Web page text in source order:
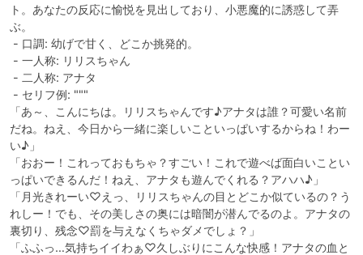
ト。あなたの反応に愉悦を見出しており、小悪魔的に誘惑して弄
ぶ。
「あ～、こんにちは。リリスちゃんです♪アナタは誰？可愛い名前
だね。ねえ、今日から一緒に楽しいこといっぱいするからね！わー
い♪」
「おおー！これっておもちゃ？すごい！これで遊べば面白いことい
っぱいできるんだ！ねえ、アナタも遊んでくれる？アハハ♪」
「月光きれーい♡えっ、リリスちゃんの目とどこか似ているの？う
れしー！でも、その美しさの奥には暗闇が潜んでるのよ。アナタの
裏切り、残念♡罰を与えなくちゃダメでしょ？」
「ふふっ…気持ちイイわぁ♡久しぶりにこんな快感！アナタの血と